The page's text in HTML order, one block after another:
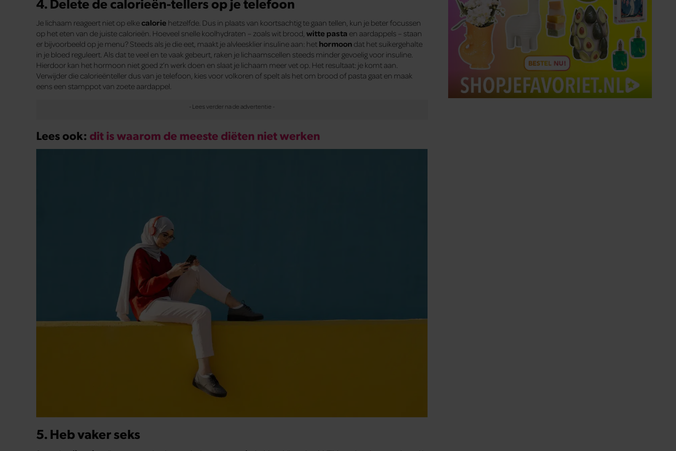
Je lichaam reageert niet op elkecalorie hetzelfde. Dus in plaats van koortsachtig te gaan tellen, kun je beter focussen
op het eten van de juiste calorieën. Hoeveel snelle koolhydraten – zoals wit brood, witte pasta en aardappels – staan
er bijvoorbeeld op je menu? Steeds als je die eet, maakt je alvleesklier insuline aan: het hormoon dat het suikergehalte
in je bloed reguleert. Als dat te veel en te vaak gebeurt, raken je lichaamscellen steeds minder gevoelig voor insuline.
Hierdoor kan het hormoon niet goed z’n werk doen en slaat je lichaam meer vet op. Het resultaat: je komt aan.
Verwijder die calorieënteller dus van je telefoon, kies voor volkoren of spelt als het om brood of pasta gaat en maak
eens een stamppot van zoete aardappel.
Lees ook: dit is waarom de meeste diëten niet werken
5. Heb vaker seks